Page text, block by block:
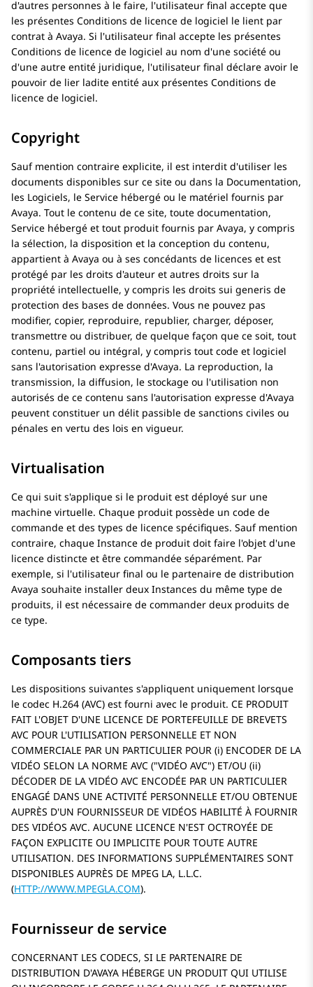
d'autres personnes à le faire, l'utilisateur final accepte que
les présentes Conditions de licence de logiciel le lient par
contrat à Avaya. Si l'utilisateur final accepte les présentes
Conditions de licence de logiciel au nom d'une société ou
d'une autre entité juridique, l'utilisateur final déclare avoir le
pouvoir de lier ladite entité aux présentes Conditions de
licence de logiciel.
Copyright
Sauf mention contraire explicite, il est interdit d'utiliser les
documents disponibles sur ce site ou dans la Documentation,
les Logiciels, le Service hébergé ou le matériel fournis par
Avaya. Tout le contenu de ce site, toute documentation,
Service hébergé et tout produit fournis par Avaya, y compris
la sélection, la disposition et la conception du contenu,
appartient à Avaya ou à ses concédants de licences et est
protégé par les droits d'auteur et autres droits sur la
propriété intellectuelle, y compris les droits sui generis de
protection des bases de données. Vous ne pouvez pas
modifier, copier, reproduire, republier, charger, déposer,
transmettre ou distribuer, de quelque façon que ce soit, tout
contenu, partiel ou intégral, y compris tout code et logiciel
sans l'autorisation expresse d'Avaya. La reproduction, la
transmission, la diffusion, le stockage ou l'utilisation non
autorisés de ce contenu sans l'autorisation expresse d'Avaya
peuvent constituer un délit passible de sanctions civiles ou
pénales en vertu des lois en vigueur.
Virtualisation
Ce qui suit s'applique si le produit est déployé sur une
machine virtuelle. Chaque produit possède un code de
commande et des types de licence spécifiques. Sauf mention
contraire, chaque Instance de produit doit faire l'objet d'une
licence distincte et être commandée séparément. Par
exemple, si l'utilisateur final ou le partenaire de distribution
Avaya souhaite installer deux Instances du même type de
produits, il est nécessaire de commander deux produits de
ce type.
Composants tiers
Les dispositions suivantes s'appliquent uniquement lorsque
le codec H.264 (AVC) est fourni avec le produit. CE PRODUIT
FAIT L'OBJET D'UNE LICENCE DE PORTEFEUILLE DE BREVETS
AVC POUR L'UTILISATION PERSONNELLE ET NON
COMMERCIALE PAR UN PARTICULIER POUR (i) ENCODER DE LA
VIDÉO SELON LA NORME AVC ( VIDÉO AVC ) ET/OU (ii)
DÉCODER DE LA VIDÉO AVC ENCODÉE PAR UN PARTICULIER
ENGAGÉ DANS UNE ACTIVITÉ PERSONNELLE ET/OU OBTENUE
AUPRÈS D'UN FOURNISSEUR DE VIDÉOS HABILITÉ À FOURNIR
DES VIDÉOS AVC. AUCUNE LICENCE N'EST OCTROYÉE DE
FAÇON EXPLICITE OU IMPLICITE POUR TOUTE AUTRE
UTILISATION. DES INFORMATIONS SUPPLÉMENTAIRES SONT
DISPONIBLES AUPRÈS DE MPEG LA, L.L.C.
(HTTP://WWW.MPEGLA.COM).
Fournisseur de service
CONCERNANT LES CODECS, SI LE PARTENAIRE DE
DISTRIBUTION D'AVAYA HÉBERGE UN PRODUIT QUI UTILISE